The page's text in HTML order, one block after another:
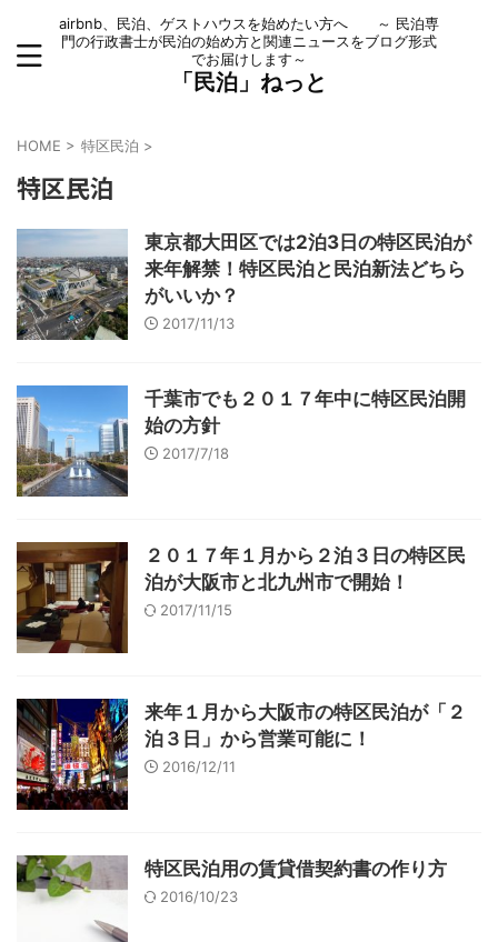
airbnb、民泊、ゲストハウスを始めたい方へ ～ 民泊専
門の行政書士が民泊の始め方と関連ニュースをブログ形式
でお届けします～
「民泊」ねっと
HOME > 特区民泊 >
特区民泊
東京都大田区では2泊3日の特区民泊が
来年解禁！特区民泊と民泊新法どちら
がいいか？
2017/11/13
千葉市でも２０１７年中に特区民泊開
始の方針
2017/7/18
２０１７年１月から２泊３日の特区民
泊が大阪市と北九州市で開始！
2017/11/15
来年１月から大阪市の特区民泊が「２
泊３日」から営業可能に！
2016/12/11
特区民泊用の賃貸借契約書の作り方
2016/10/23